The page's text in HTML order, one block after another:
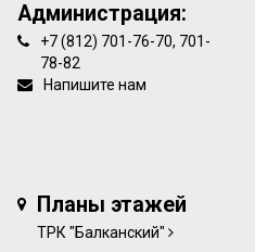
Администрация:
+7 (812) 701-76-70, 701-
78-82
Напишите нам
Планы этажей
ТРК "Балканский"